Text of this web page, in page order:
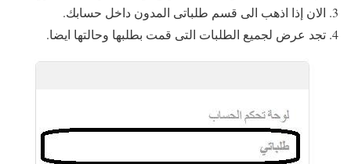
الان إذا اذهب الى قسم طلباتى المدون داخل حسابك.
تجد عرض لجميع الطلبات التى قمت بطلبها وحالتها ايضا.